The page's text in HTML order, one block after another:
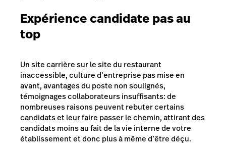
Expérience candidate pas au
top
Un site carrière sur le site du restaurant
inaccessible, culture d’entreprise pas mise en
avant, avantages du poste non soulignés,
témoignages collaborateurs insuffisants: de
nombreuses raisons peuvent rebuter certains
candidats et leur faire passer le chemin, attirant des
candidats moins au fait de la vie interne de votre
établissement et donc plus à même d’être déçu.